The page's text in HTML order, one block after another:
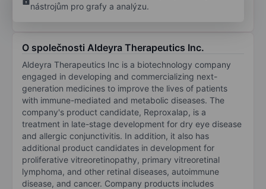
nástrojům pro grafy a analýzu.
O společnosti Aldeyra Therapeutics Inc.
Aldeyra Therapeutics Inc is a biotechnology company
engaged in developing and commercializing next-
generation medicines to improve the lives of patients
with immune-mediated and metabolic diseases. The
company's product candidate, Reproxalap, is a
treatment in late-stage development for dry eye disease
and allergic conjunctivitis. In addition, it also has
additional product candidates in development for
proliferative vitreoretinopathy, primary vitreoretinal
lymphoma, and other retinal diseases, autoimmune
disease, and cancer. Company products includes